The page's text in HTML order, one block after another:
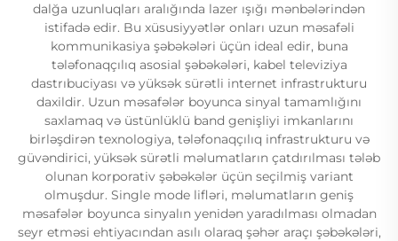
dalğa uzunluqları aralığında lazer ışığı mənbələrindən
istifadə edir. Bu xüsusiyyətlər onları uzun məsafəli
kommunikasiya şəbəkələri üçün ideal edir, buna
tələfonaqçılıq asosial şəbəkələri, kabel televiziya
dastrıbuciyası və yüksək sürətli internet infrastrukturu
daxildir. Uzun məsafələr boyunca sinyal tamamlığını
saxlamaq və üstünlüklü band genişliyi imkanlarını
birləşdirən texnologiya, tələfonaqçılıq infrastrukturu və
güvəndirici, yüksək sürətli məlumatların çatdırılması tələb
olunan korporativ şəbəkələr üçün seçilmiş variant
olmuşdur. Single mode lifləri, məlumatların geniş
məsafələr boyunca sinyalın yenidən yaradılması olmadan
seyr etməsi ehtiyacından asılı olaraq şəhər araçı şəbəkələri,